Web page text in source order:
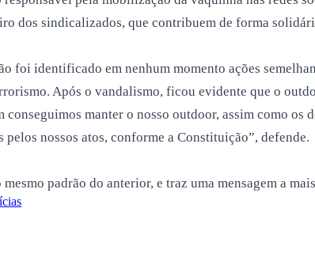
dos sindicalizados, que contribuem de forma
foi identificado em nenhum momento ações
Após o vandalismo, ficou evidente que o
manter o nosso outdoor, assim como os
pelos nossos atos, conforme a Constituição”, defende.
padrão do anterior, e traz uma mensagem a